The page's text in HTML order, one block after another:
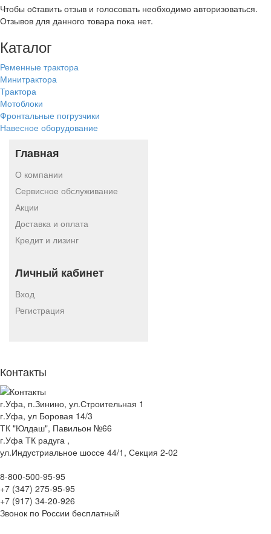
Чтобы оcтавить отзыв и голосовать необходимо авторизоваться.
Отзывов для данного товара пока нет.
Каталог
Ременные трактора
Минитрактора
Трактора
Мотоблоки
Фронтальные погрузчики
Навесное оборудование
Главная
О компании
Сервисное обслуживание
Акции
Доставка и оплата
Кредит и лизинг
Личный кабинет
Вход
Регистрация
Контакты
г.Уфа, п.Зинино, ул.Строительная 1
г.Уфа, ул Боровая 14/3
ТК "Юлдаш", Павильон №66
г.Уфа ТК радуга ,
ул.Индустриальное шоссе 44/1, Секция 2-02
8-800-500-95-95
+7 (347) 275-95-95
+7 (917) 34-20-926
Звонок по России бесплатный